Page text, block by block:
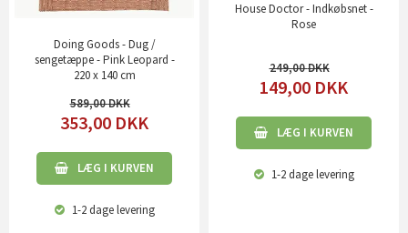
Doing Goods - Dug /
sengetæppe - Pink Leopard -
220 x 140 cm
589,00
353,00 DKK
LÆG I KURVEN
1-2 dagelevering
House Doctor - Indkøbsnet -
Rose
249,00
149,00 DKK
LÆG I KURVEN
1-2 dagelevering